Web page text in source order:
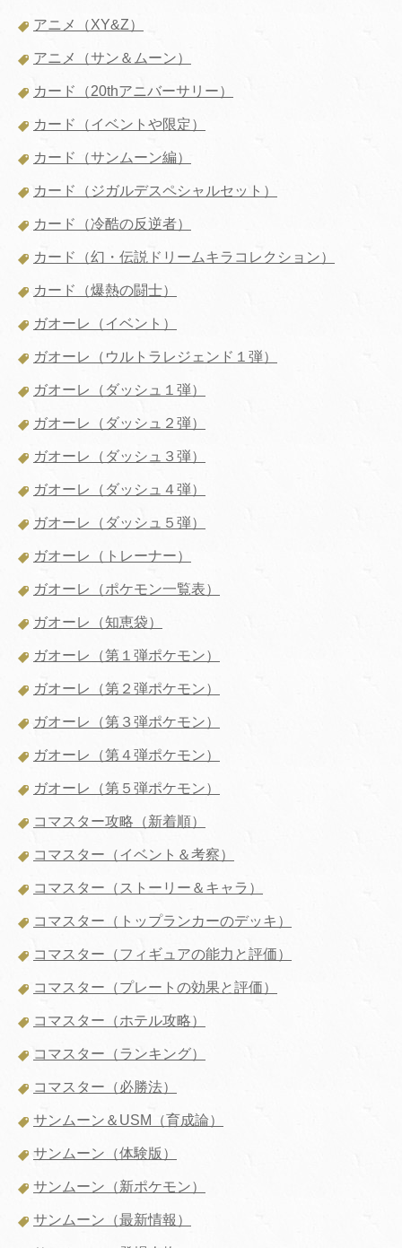
アニメ（XY&Z）
アニメ（サン＆ムーン）
カード（20thアニバーサリー）
カード（イベントや限定）
カード（サンムーン編）
カード（ジガルデスペシャルセット）
カード（冷酷の反逆者）
カード（幻・伝説ドリームキラコレクション）
カード（爆熱の闘士）
ガオーレ（イベント）
ガオーレ（ウルトラレジェンド１弾）
ガオーレ（ダッシュ１弾）
ガオーレ（ダッシュ２弾）
ガオーレ（ダッシュ３弾）
ガオーレ（ダッシュ４弾）
ガオーレ（ダッシュ５弾）
ガオーレ（トレーナー）
ガオーレ（ポケモン一覧表）
ガオーレ（知恵袋）
ガオーレ（第１弾ポケモン）
ガオーレ（第２弾ポケモン）
ガオーレ（第３弾ポケモン）
ガオーレ（第４弾ポケモン）
ガオーレ（第５弾ポケモン）
コマスター攻略（新着順）
コマスター（イベント＆考察）
コマスター（ストーリー＆キャラ）
コマスター（トップランカーのデッキ）
コマスター（フィギュアの能力と評価）
コマスター（プレートの効果と評価）
コマスター（ホテル攻略）
コマスター（ランキング）
コマスター（必勝法）
サンムーン＆USM（育成論）
サンムーン（体験版）
サンムーン（新ポケモン）
サンムーン（最新情報）